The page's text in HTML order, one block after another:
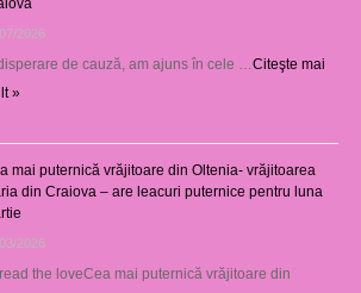
2026
de cauză, am ajuns în cele …Citeşte mai
»
mai puternică vrăjitoare din Oltenia- vrăjitoarea
din Craiova – are leacuri puternice pentru luna
2026
the loveCea mai puternică vrăjitoare din